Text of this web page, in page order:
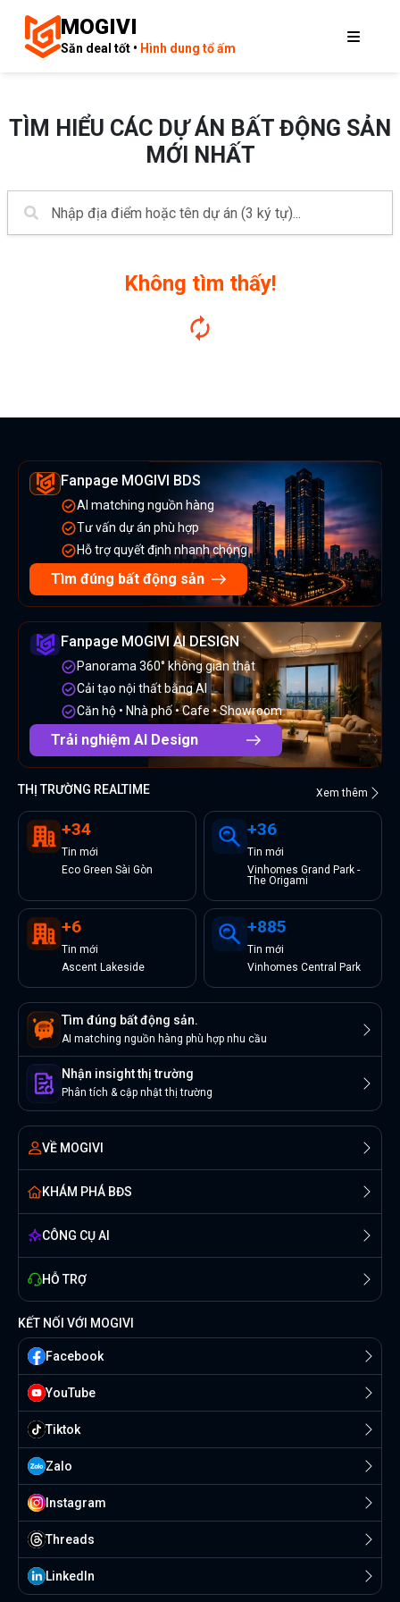
MOGIVI
Săn deal tốt • Hình dung tổ ấm
TÌM HIỂU CÁC DỰ ÁN BẤT ĐỘNG SẢN
MỚI NHẤT
Không tìm thấy!
Fanpage MOGIVI BDS
AI matching nguồn hàng
Tư vấn dự án phù hợp
Hỗ trợ quyết định nhanh chóng
Tìm đúng bất động sản
Fanpage MOGIVI AI DESIGN
Panorama 360° không gian thật
Cải tạo nội thất bằng AI
Căn hộ • Nhà phố • Cafe • Showroom
Trải nghiệm AI Design
THỊ TRƯỜNG REALTIME Xem thêm
+34
Tin mới
Eco Green Sài Gòn
+36
Tin mới
Vinhomes Grand Park -
The Origami
+6
Tin mới
Ascent Lakeside
+885
Tin mới
Vinhomes Central Park
Tìm đúng bất động sản.
AI matching nguồn hàng phù hợp nhu cầu
Nhận insight thị trường
Phân tích & cập nhật thị trường
VỀ MOGIVI
KHÁM PHÁ BĐS
CÔNG CỤ AI
HỖ TRỢ
KẾT NỐI VỚI MOGIVI
Facebook
YouTube
Tiktok
Zalo
Instagram
Threads
Linkedln